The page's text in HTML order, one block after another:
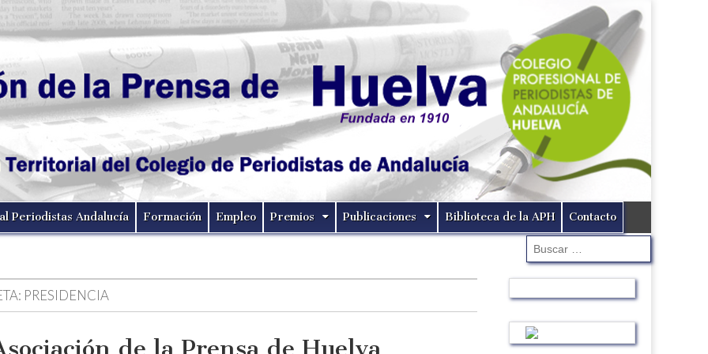
Periodistas Andalucía Formación Empleo Premios Publicaciones Biblioteca de la APH Contacto
Buscar:
PRESIDENCIA